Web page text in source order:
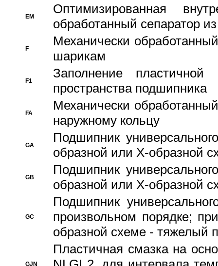
EM
Оптимизированная
обработанный сепаратор
F
Механически
шарикам
F1
Заполнение
пространства подшипника
FA
Механически
наружному кольцу
GA
Подшипник
образной или Х-образной
GB
Подшипник
образной или Х-образной
GC
Подшипник
произвольном порядке;
образной схеме - тяжелый
GJN
Пластичная смазка на